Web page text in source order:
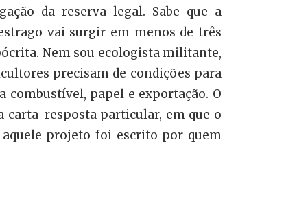
da reserva legal. Sabe que a
vai surgir em menos de três
Nem sou ecologista militante,
precisam de condições para
combustível, papel e exportação. O
carta-resposta particular, em que o
aquele projeto foi escrito por quem